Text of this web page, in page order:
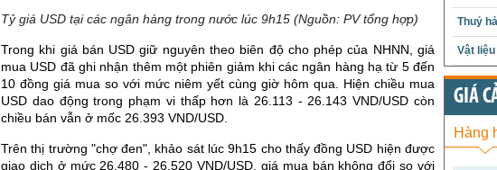
Tỷ giá USD tại các ngân hàng trong nước lúc 9h15 (Nguồn: PV tổng hợp)
Trong khi giá bán USD giữ nguyên theo biên độ cho phép của NHNN, giá
mua USD đã ghi nhận thêm một phiên giảm khi các ngân hàng hạ từ 5 đến
10 đồng giá mua so với mức niêm yết cùng giờ hôm qua. Hiện chiều mua
USD dao động trong phạm vi thấp hơn là 26.113 - 26.143 VND/USD còn
chiều bán vẫn ở mốc 26.393 VND/USD.
Trên thị trường "chợ đen", khảo sát lúc 9h15 cho thấy đồng USD hiện được
giao dịch ở mức 26.480 - 26.520 VND/USD, giá mua bán không đổi so với
Thuỷ
Vật
GIÁ
Hàng